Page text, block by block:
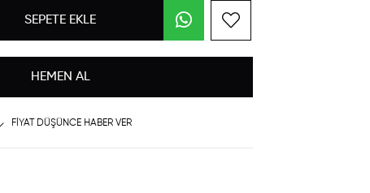
FIYAT DÜŞÜNCE HABER VER